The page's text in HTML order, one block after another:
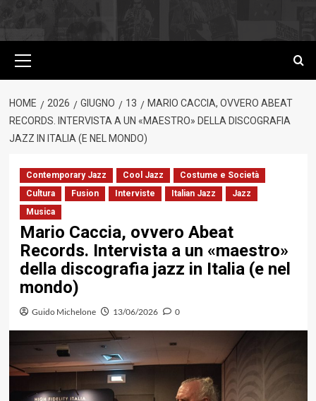
principale
HOME 2026 GIUGNO 13
MARIO CACCIA, OVVERO ABEAT
RECORDS. INTERVISTA A UN «MAESTRO» DELLA DISCOGRAFIA
JAZZ IN ITALIA (E NEL MONDO)
Contemporary Jazz Cool Jazz
Costume e Società
Cultura
Fusion Interviste Italian Jazz
Jazz
Musica
Mario Caccia, ovvero Abeat
Records. Intervista a un «maestro»
della discografia jazz in Italia (e nel
mondo)
Guido Michelone 13/06/2026 0